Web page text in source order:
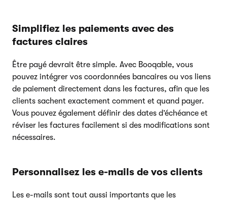
Simplifiez les paiements avec des
factures claires
Être payé devrait être simple. Avec Booqable, vous
pouvez intégrer vos coordonnées bancaires ou vos liens
de paiement directement dans les factures, afin que les
clients sachent exactement comment et quand payer.
Vous pouvez également définir des dates d’échéance et
réviser les factures facilement si des modifications sont
nécessaires.
Personnalisez les e-mails de vos clients
Les e-mails sont tout aussi importants que les